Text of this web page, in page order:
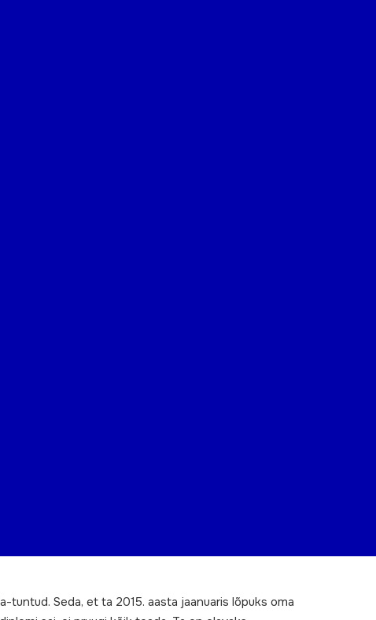
tuntud. Seda, et ta 2015. aasta jaanuaris lõpuks oma